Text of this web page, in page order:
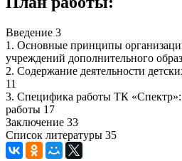
Введение 3
1. Основные принципы
учреждений дополнительного
2. Содержание деятельности
11
3. Специфика работы ТК
работы 17
Заключение 33
Список литературы 35